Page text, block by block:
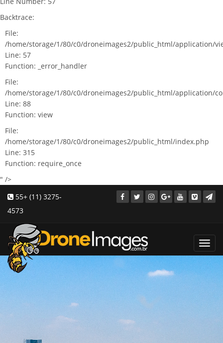
Backtrace:
File:
/home/storage/1/80/c0/droneimages2/public_html/application/
Line: 57
Function: _error_handler
File:
/home/storage/1/80/c0/droneimages2/public_html/application/
Line: 88
Function: view
File:
/home/storage/1/80/c0/droneimages2/public_html/index.php
Line: 315
Function: require_once
" />
55+ (11) 3275-
4573